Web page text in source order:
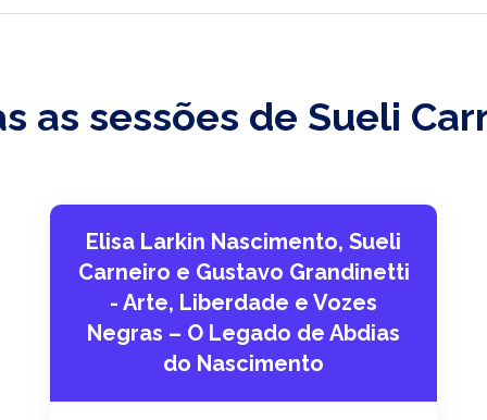
as sessões de Sueli
Elisa Larkin Nascimento, Sueli
Carneiro e Gustavo Grandinetti
- Arte, Liberdade e Vozes
Negras – O Legado de Abdias
do Nascimento